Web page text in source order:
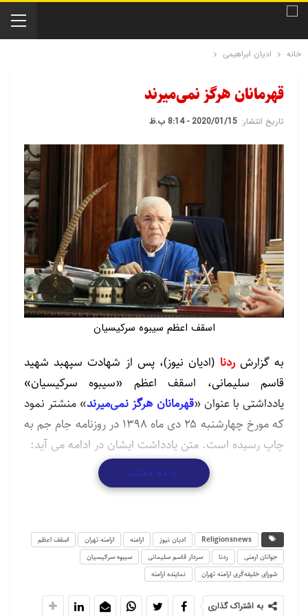
خانه ادیان ابراهیمی
قهرمانان هرگز نمی‌میرند
تاریخ انتشار: 2020/01/15 - 8:14 ب.ظ
اسقف اعظم سیبوه سرکیسیان
به گزارشردنا (ادیان نیوز)، پس از شهادت سپهبد شهید
قاسم سلیمانی، اسقف اعظم «سیبوه سرکیسیان»
یادداشتی با عنوان «قهرمانان هرگز نمی‌میرند» منشتر نمود
که مورخ چهارشنبه ۲۵ دی ماه ۱۳۹۸ در روزنامه جام جم به
چاپ رسیده است. متن یادداشت ایشان در ادامه می آید:
در آغاز سال جدید و نخستین روزهای دهه جدید، در
زمانیکه انسان ها با امیدهایی تازه در حال لذت بردن از
فرزندان سلحشور، قهرمان، متواضع و با درایت سپاه
پاسداران انقلاب اسلامی به همراه جمعی از همرزمانش در
نتیجه اقدام جنایتکارانه و ناجوانمردانه آمریکا به شهادت
رسید.
ادامه مطلب
Religionsnews ادیان نیوز ارامنه ارامنه تهران
اسقف اعظم
جوانان ارمنی
ردنا سردار قاسم سلیمانی
سیبوه سرکیسیان
شورای خلیفه‌گری ارامنه تهران
نماینده ارامنه
به اشتراک گذاری